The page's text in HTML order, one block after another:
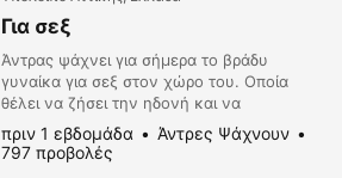
Για σεξ
Άντρας ψάχνει για σήμερα το βράδυ
γυναίκα για σεξ στον χώρο του. Οποία
θέλει να ζήσει την ηδονή και να
ικανοποιήσει ένα αρσενικό μπορεί να
στείλει η να καλέσει. Δίνω δωράκι Δέχομαι
στο viber και στο Whats up και στο
πριν 1 εβδομάδα
Άντρες Ψάχνουν
797 προβολές